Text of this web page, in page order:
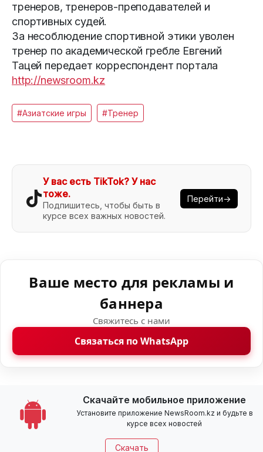
тренеров, тренеров-преподавателей и
спортивных судей.
За несоблюдение спортивной этики уволен
тренер по академической гребле Евгений
Тацей передает корреспондент портала
http://newsroom.kz
#Азиатские игры #Тренер
У вас есть TikTok? У нас
тоже.
Подпишитесь, чтобы быть в
курсе всех важных новостей.
Перейти→
Ваше место для рекламы и
баннера
Свяжитесь с нами
Связаться по WhatsApp
Скачайте мобильное приложение
Установите приложение NewsRoom.kz и будьте в
курсе всех новостей
Скачать